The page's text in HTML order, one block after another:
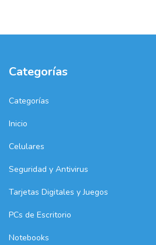
Categorías
Categorías
Inicio
Celulares
Seguridad y Antivirus
Tarjetas Digitales y Juegos
PCs de Escritorio
Notebooks